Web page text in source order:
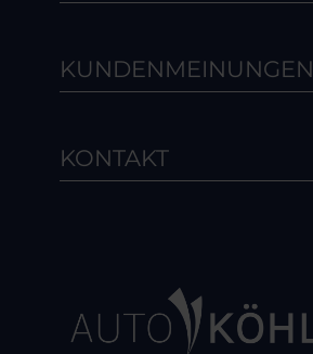
KUNDENMEINUNGEN
KONTAKT